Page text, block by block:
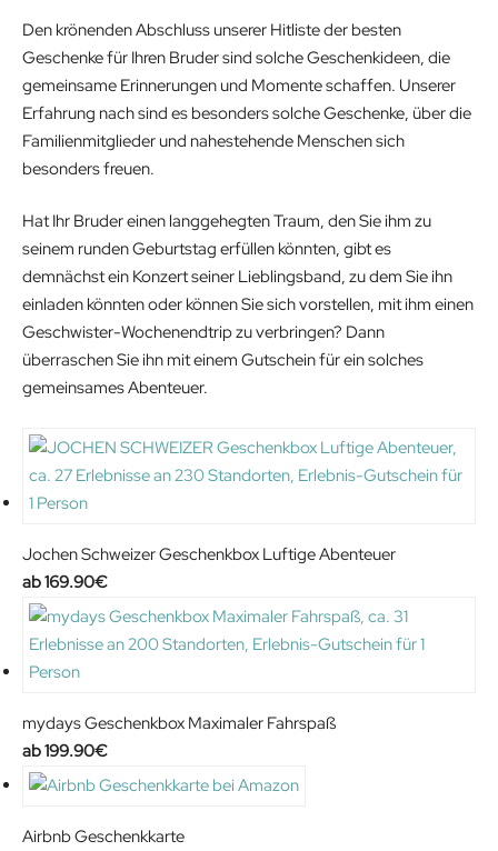
p
i
c
e
w
s
:
2
6
.
9
9
.
r
i
c
e
i
1
9
.
5
4
€
.
Den krönenden Abschluss unserer Hitliste der besten
Geschenke für Ihren Bruder sind solche Geschenkideen, die
gemeinsame Erinnerungen und Momente schaffen. Unserer
Erfahrung nach sind es besonders solche Geschenke, über die
Familienmitglieder und nahestehende Menschen sich
besonders freuen.
Hat Ihr Bruder einen langgehegten Traum, den Sie ihm zu
seinem runden Geburtstag erfüllen könnten, gibt es
demnächst ein Konzert seiner Lieblingsband, zu dem Sie ihn
einladen könnten oder können Sie sich vorstellen, mit ihm einen
Geschwister-Wochenendtrip zu verbringen? Dann
überraschen Sie ihn mit einem Gutschein für ein solches
gemeinsames Abenteuer.
Jochen Schweizer Geschenkbox Luftige Abenteuer
169.90€
mydays Geschenkbox Maximaler Fahrspaß
199.90€
Airbnb Geschenkkarte